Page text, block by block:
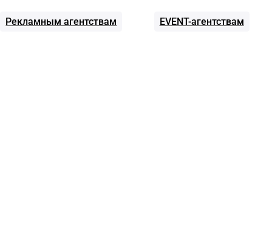
Рекламным агентствам EVENT-агентствам